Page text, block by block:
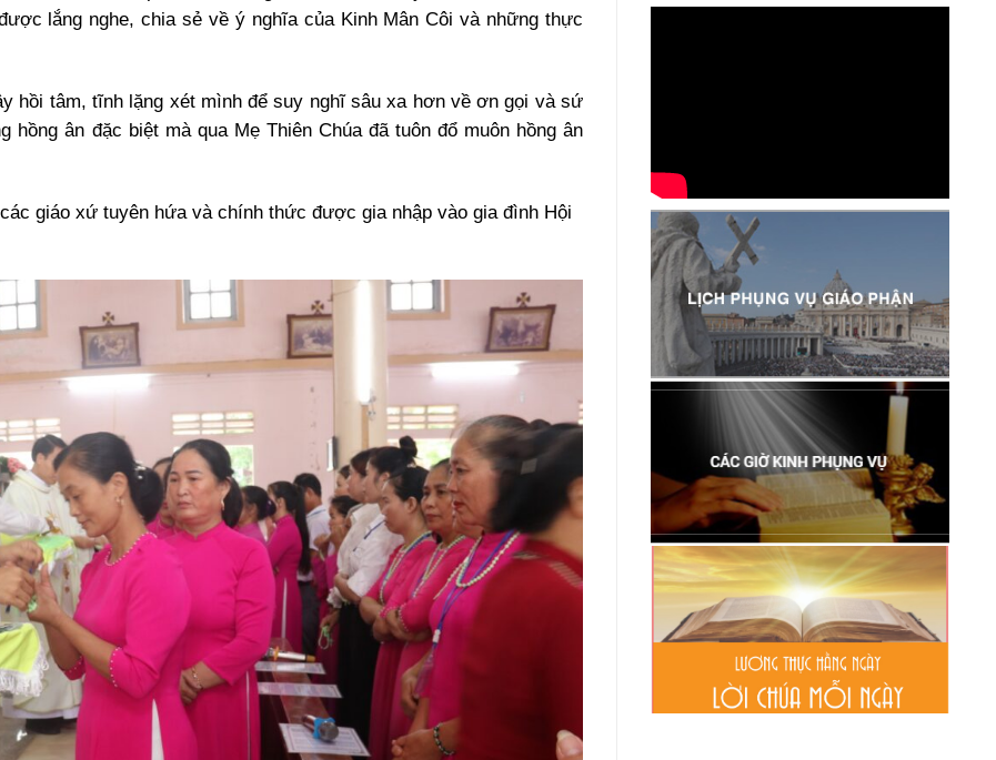
lắng nghe, chia sẻ về ý nghĩa của Kinh Mân Côi và những thực
hồi tâm, tĩnh lặng xét mình để suy nghĩ sâu xa hơn về ơn gọi và sứ
ân đặc biệt mà qua Mẹ Thiên Chúa đã tuôn đổ muôn hồng ân
giáo xứ tuyên hứa và chính thức được gia nhập vào gia đình Hội